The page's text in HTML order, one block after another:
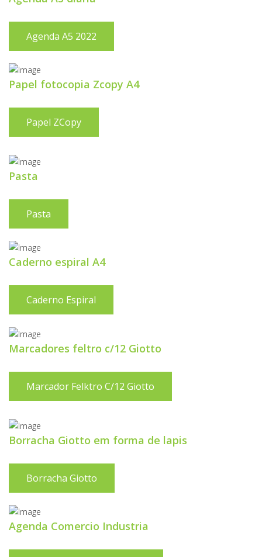
Agenda A5 2022
Papel fotocopia Zcopy A4
Papel ZCopy
Pasta
Pasta
Caderno espiral A4
Caderno Espiral
Marcadores feltro c/12 Giotto
Marcador Felktro C/12 Giotto
Borracha Giotto em forma de lapis
Borracha Giotto
Agenda Comercio Industria